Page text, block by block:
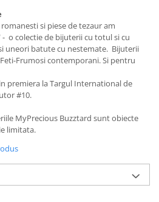
si piese de tezaur am
- o colectie de bijuterii cu totul si cu
uneori batute cu nestemate. Bijuterii
Frumosi contemporani. Si pentru
premiera la Targul International de
#10.
MyPrecious Buzztard sunt obiecte
limitata.